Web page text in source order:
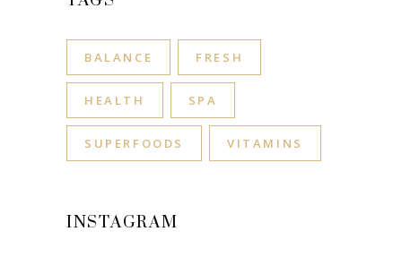
BALANCE FRESH
HEALTH SPA
SUPERFOODS VITAMINS
INSTAGRAM